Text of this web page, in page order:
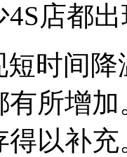
店都
短时间
有所增
得以补